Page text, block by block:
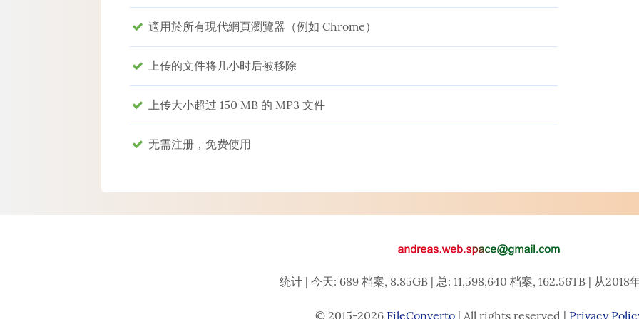
適用於所有現代網頁瀏覽器（例如​​ Chrome）
上传的文件将几小时后被移除
上传大小超过 150 MB 的 MP3 文件
无需注册，免费使用
统计 | 今天: 689 档案, 8.85GB | 总: 11,598,640 档案, 162.56TB | 从2018
© 2015-2026 FileConverto | All rights reserved | Privacy